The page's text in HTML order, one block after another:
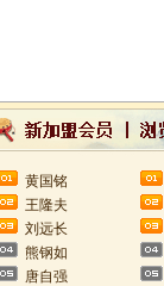
黄国铭
王隆夫
刘远长
熊钢如
唐自强